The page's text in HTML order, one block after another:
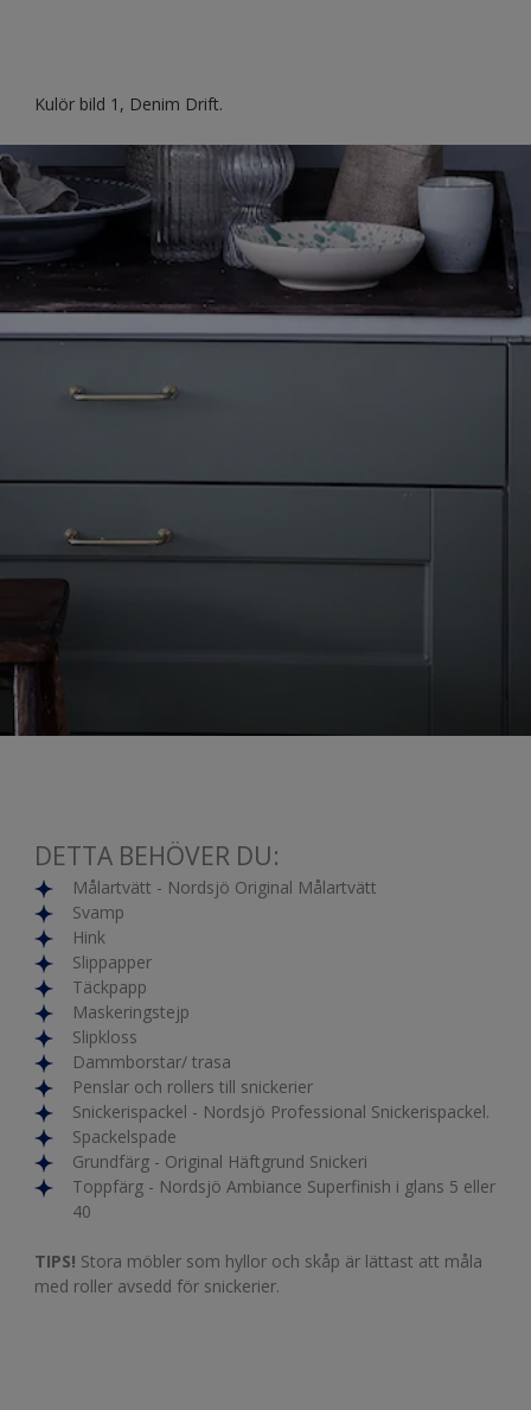
Kulör bild 1, Denim Drift.
DETTA BEHÖVER DU:
Målartvätt - Nordsjö Original Målartvätt
Svamp
Hink
Slippapper
Täckpapp
Maskeringstejp
Slipkloss
Dammborstar/ trasa
Penslar och rollers till snickerier
Snickerispackel - Nordsjö Professional Snickerispackel.
Spackelspade
Grundfärg - Original Häftgrund Snickeri
Toppfärg - Nordsjö Ambiance Superfinish i glans 5 eller
40
TIPS! Stora möbler som hyllor och skåp är lättast att måla
med roller avsedd för snickerier.